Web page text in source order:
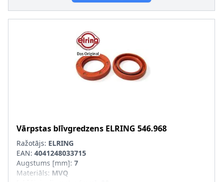
Vārpstas blīvgredzens ELRING 546.968
Ražotājs: ELRING
EAN: 4041248033715
Augstums [mm]: 7
Materiāls: MVQ